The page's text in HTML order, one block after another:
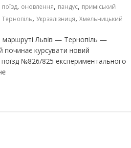
, оновлення, пандус, приміський
Тернопіль, Укрзалізниця,Хмельницький
маршруті Львів — Тернопіль —
починає курсувати новий
поїзд №826/825 експериментального